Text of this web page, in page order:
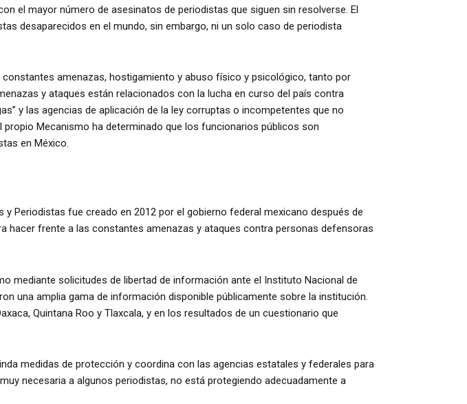
el mayor número de asesinatos de periodistas que siguen sin resolverse. El
desaparecidos en el mundo, sin embargo, ni un solo caso de periodista
amenazas, hostigamiento y abuso físico y psicológico, tanto por
y ataques están relacionados con la lucha en curso del país contra
y las agencias de aplicación de la ley corruptas o incompetentes que no
Mecanismo ha determinado que los funcionarios públicos son
en México.
Periodistas fue creado en 2012 por el gobierno federal mexicano después de
hacer frente a las constantes amenazas y ataques contra personas defensoras
mediante solicitudes de libertad de información ante el Instituto Nacional de
una amplia gama de información disponible públicamente sobre la institución.
Quintana Roo y Tlaxcala, y en los resultados de un cuestionario que
medidas de protección y coordina con las agencias estatales y federales para
necesaria a algunos periodistas, no está protegiendo adecuadamente a